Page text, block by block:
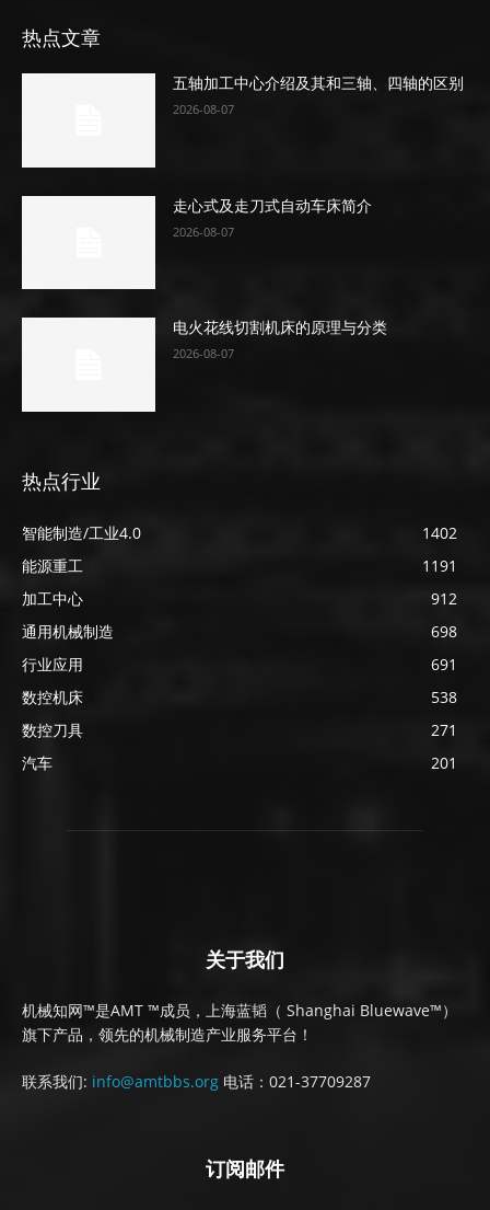
热点文章
五轴加工中心介绍及其和三轴、四轴的区别
2026-08-07
走心式及走刀式自动车床简介
2026-08-07
电火花线切割机床的原理与分类
2026-08-07
热点行业
智能制造/工业4.0
1402
能源重工
1191
加工中心
912
通用机械制造
698
行业应用
691
数控机床
538
数控刀具
271
汽车
201
关于我们
机械知网™是AMT ™成员，上海蓝韬（ Shanghai Bluewave™）
旗下产品，领先的机械制造产业服务平台！
联系我们: info@amtbbs.org 电话：021-37709287
订阅邮件